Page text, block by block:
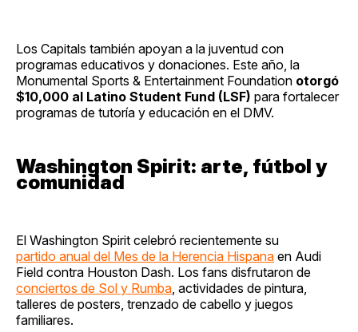
Los Capitals también apoyan a la juventud con
programas educativos y donaciones. Este año, la
Monumental Sports & Entertainment Foundation otorgó
$10,000 al Latino Student Fund (LSF) para fortalecer
programas de tutoría y educación en el DMV.
Washington Spirit: arte, fútbol y
comunidad
El Washington Spirit celebró recientemente su
partido anual del Mes de la Herencia Hispana en Audi
Field contra Houston Dash. Los fans disfrutaron de
conciertos de Sol y Rumba , actividades de pintura,
talleres de posters, trenzado de cabello y juegos
familiares.